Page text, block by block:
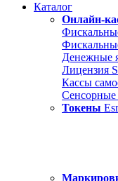
Каталог
Онлайн-
Денежные
Лицензия
Кассы
Токены